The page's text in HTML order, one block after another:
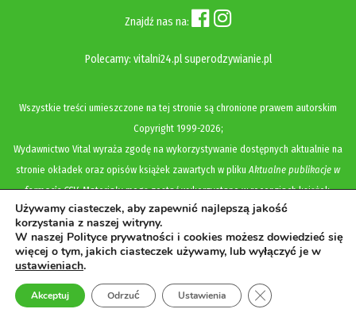
Znajdź nas na:
Polecamy: vitalni24.pl superodzywianie.pl
Wszystkie treści umieszczone na tej stronie są chronione prawem autorskim
Copyright1999-2026;
Wydawnictwo Vital wyraża zgodę na wykorzystywanie dostępnych aktualnie na
stronie okładek oraz opisów książek zawartych w pliku Aktualne publikacje w
formacie CSV. Materiały mogą zostać wykorzystane w recenzjach książek,
katalogach internetowych, bibliotecznych (OPAC) oraz materiałach promujących
legalną dystrybucję książek. Usunięcie materiału z ww. strony internetowej,
równoznaczne jest z cofnięciem udzielonej zgody.
Używamy ciasteczek, aby zapewnić najlepszą jakość
korzystania z naszej witryny.
W naszej Polityce prywatności i cookies możesz dowiedzieć się
więcej o tym, jakich ciasteczek używamy, lub wyłączyć je w
ustawieniach.
Akceptuj Odrzuć Ustawienia Zamknij panel